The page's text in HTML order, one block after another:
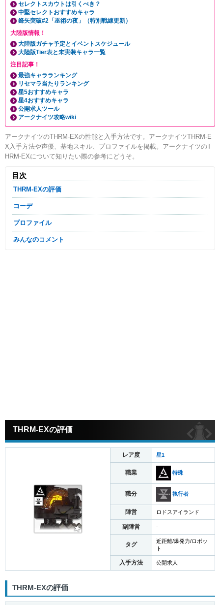
セレクトスカウトは引くべき？
中堅セレクトおすすめキャラ
鋒矢突破#2「巫術の夜」（特別戦線更新）
大陸版情報！
大陸版ガチャ予定とイベントスケジュール
大陸版Tier表と未実装キャラ一覧
注目記事！
最強キャラランキング
リセマラ当たりランキング
星5おすすめキャラ
星4おすすめキャラ
公開求人ツール
アークナイツ攻略wiki
アークナイツのTHRM-EXの性能と入手方法です。アークナイツTHRM-E
X入手方法や声優、基地スキル、プロファイルを掲載。アークナイツのT
HRM-EXについて知りたい際の参考にどうそ。
目次
THRM-EXの評価
コーデ
プロファイル
みんなのコメント
THRM-EXの評価
レア度 星1
職業 特殊
職分 執行者
陣営 ロドスアイランド
副陣営 -
タグ
近距離/爆発力/ロボッ
ト
入手方法 公開求人
THRM-EXの評価